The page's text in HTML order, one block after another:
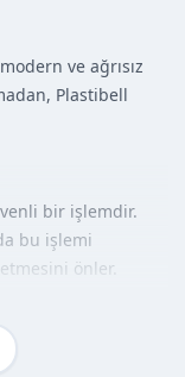
ve ağrısız
Plastibell
bir işlemdir.
bu işlemi
önler.
göre daha az